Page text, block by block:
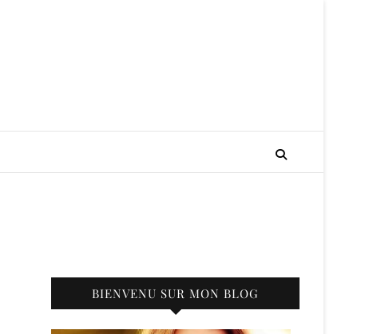
BIENVENU SUR MON BLOG